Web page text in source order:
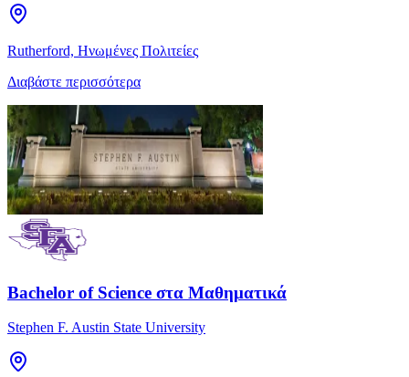
Rutherford, Ηνωμένες Πολιτείες
Διαβάστε περισσότερα
Bachelor of Science στα Μαθηματικά
Stephen F. Austin State University